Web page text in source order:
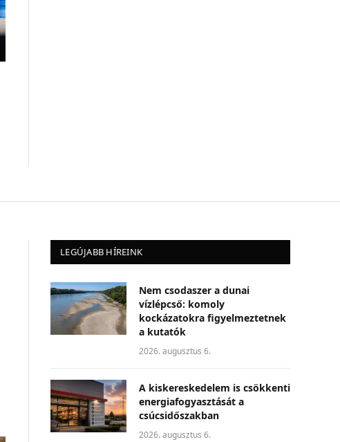
LEGÚJABB HÍREINK
Nem csodaszer a dunai
vízlépcső: komoly
kockázatokra figyelmeztetnek
a kutatók
2026. augusztus 6.
A kiskereskedelem is csökkenti
energiafogyasztását a
csúcsidőszakban
2026. augusztus 6.